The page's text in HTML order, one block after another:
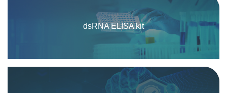
dsRNA ELISA kit